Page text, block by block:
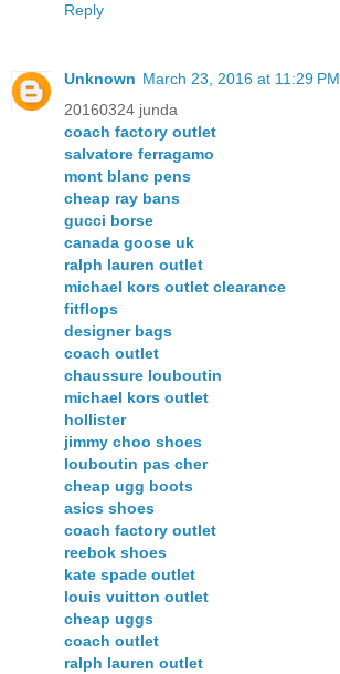
Reply
Unknown March 23, 2016 at 11:29 PM
20160324 junda
coach factory outlet
salvatore ferragamo
mont blanc pens
cheap ray bans
gucci borse
canada goose uk
ralph lauren outlet
michael kors outlet clearance
fitflops
designer bags
coach outlet
chaussure louboutin
michael kors outlet
hollister
jimmy choo shoes
louboutin pas cher
cheap ugg boots
asics shoes
coach factory outlet
reebok shoes
kate spade outlet
louis vuitton outlet
cheap uggs
coach outlet
ralph lauren outlet